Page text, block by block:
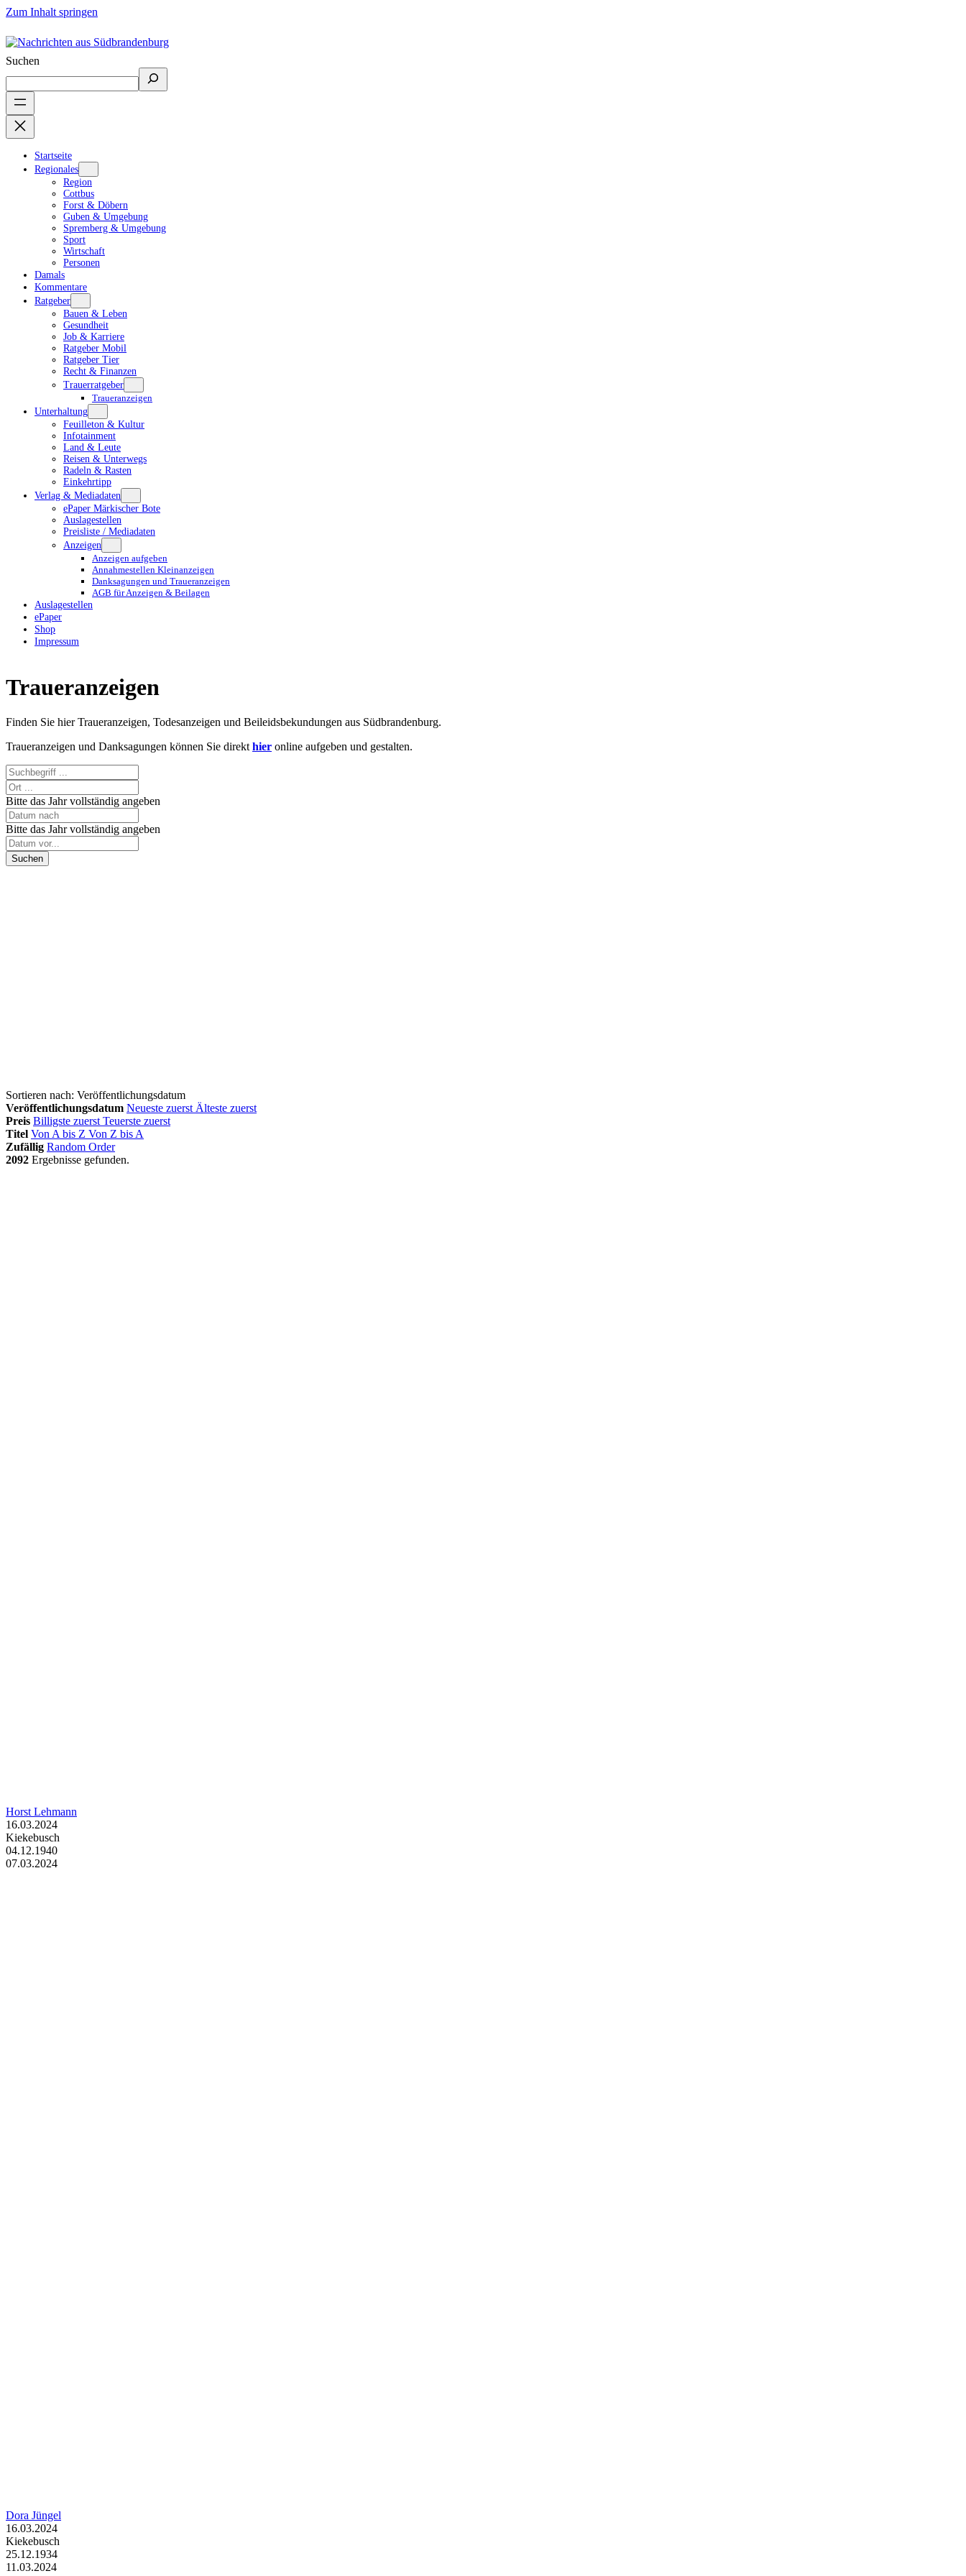
Zum Inhalt springen
Suchen
Startseite
Regionales
Region
Cottbus
Forst & Döbern
Guben & Umgebung
Spremberg & Umgebung
Sport
Wirtschaft
Personen
Damals
Kommentare
Ratgeber
Bauen & Leben
Gesundheit
Job & Karriere
Ratgeber Mobil
Ratgeber Tier
Recht & Finanzen
Trauerratgeber
Traueranzeigen
Unterhaltung
Feuilleton & Kultur
Infotainment
Land & Leute
Reisen & Unterwegs
Radeln & Rasten
Einkehrtipp
Verlag & Mediadaten
ePaper Märkischer Bote
Auslagestellen
Preisliste / Mediadaten
Anzeigen
Anzeigen aufgeben
Annahmestellen Kleinanzeigen
Danksagungen und Traueranzeigen
AGB für Anzeigen & Beilagen
Auslagestellen
ePaper
Shop
Impressum
Traueranzeigen
Finden Sie hier Traueranzeigen, Todesanzeigen und Beileidsbekundungen aus Südbrandenburg.
Traueranzeigen und Danksagungen können Sie direkt hier online aufgeben und gestalten.
Bitte das Jahr vollständig angeben
Bitte das Jahr vollständig angeben
Suchen
Sortieren nach: Veröffentlichungsdatum
Veröffentlichungsdatum Neueste zuerst Älteste zuerst
Preis Billigste zuerst Teuerste zuerst
Titel Von A bis Z Von Z bis A
Zufällig Random Order
2092 Ergebnisse gefunden.
Horst Lehmann
16.03.2024
Kiekebusch
04.12.1940
07.03.2024
Dora Jüngel
16.03.2024
Kiekebusch
25.12.1934
11.03.2024